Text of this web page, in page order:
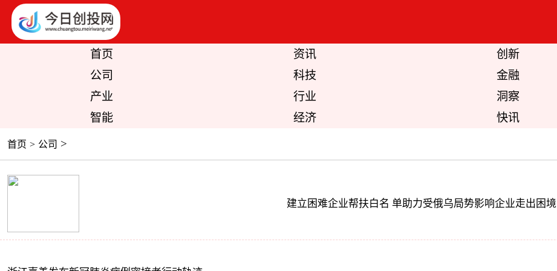
首页 资讯 创新
公司
科技 金融
产业
行业 洞察
智能
经济 快讯
首页 > 公司 >
建立困难企业帮扶白名 单助力受俄乌局势影响企业走出困境